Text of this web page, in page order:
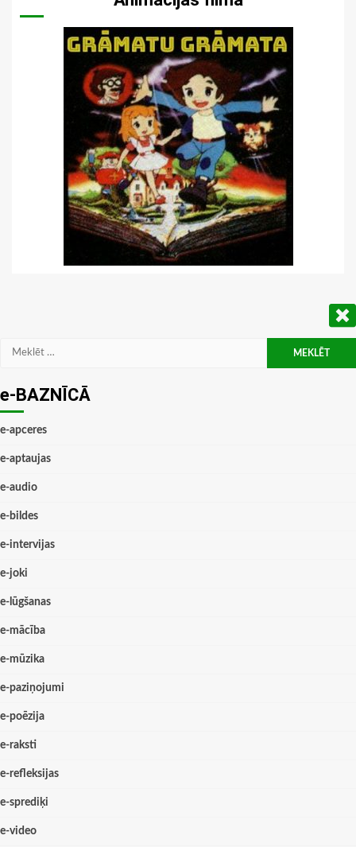
Meklēt:
e-BAZNĪCĀ
e-apceres
e-aptaujas
e-audio
e-bildes
e-intervijas
e-joki
e-lūgšanas
e-mācība
e-mūzika
e-paziņojumi
e-poēzija
e-raksti
e-refleksijas
e-sprediķi
e-video